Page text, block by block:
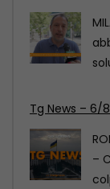
–
“Mantenuto